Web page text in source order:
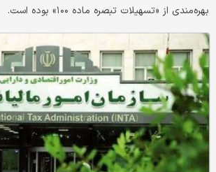
بهره‌مندی از «تسهیلات تبصره ماده ۱۰۰» بوده است.